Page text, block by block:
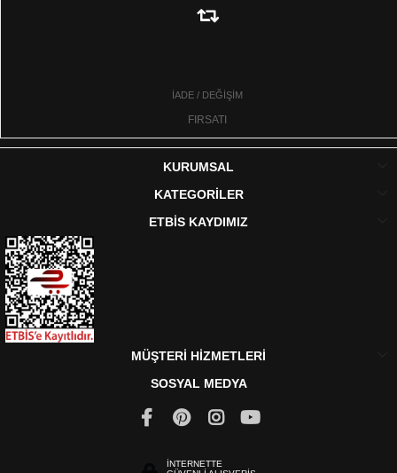
İADE / DEĞİŞİM
FIRSATI
KURUMSAL
KATEGORİLER
ETBİS KAYDIMIZ
MÜŞTERİ HİZMETLERİ
SOSYAL MEDYA
İNTERNETTE